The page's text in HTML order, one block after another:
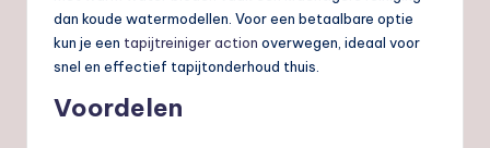
dan koude watermodellen. Voor een betaalbare optie
kun je een tapijtreiniger action overwegen, ideaal voor
snel en effectief tapijtonderhoud thuis.
Voordelen